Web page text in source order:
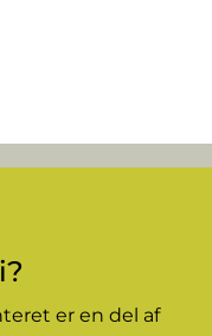
er en del af